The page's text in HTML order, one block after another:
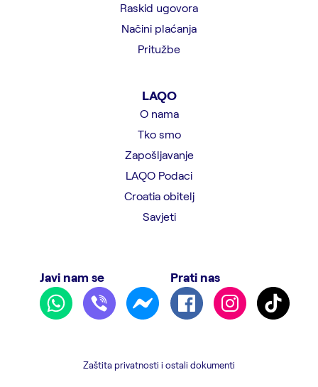
Raskid ugovora
Načini plaćanja
Pritužbe
LAQO
O nama
Tko smo
Zapošljavanje
LAQO Podaci
Croatia obitelj
Savjeti
Javi nam se Prati nas
Zaštita privatnosti i ostali dokumenti